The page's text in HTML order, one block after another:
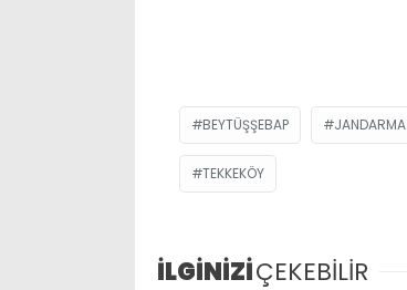
BEYTÜŞŞEBAP JANDARMA
TEKKEKÖY
İLGİNİZİÇEKEBİLİR